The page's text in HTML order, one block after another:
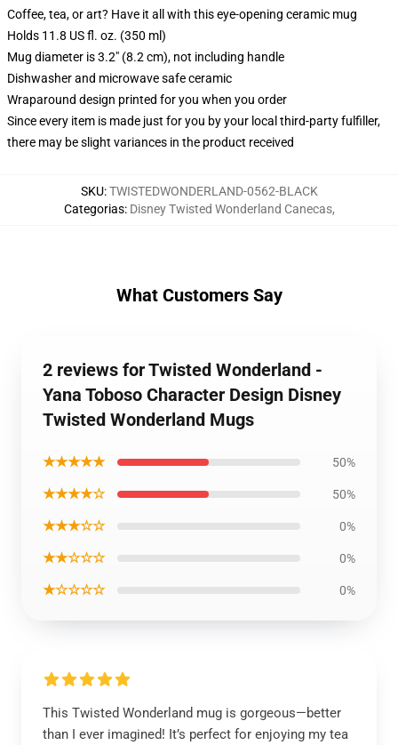
Coffee, tea, or art? Have it all with this eye-opening ceramic mug
Holds 11.8 US fl. oz. (350 ml)
Mug diameter is 3.2" (8.2 cm), not including handle
Dishwasher and microwave safe ceramic
Wraparound design printed for you when you order
Since every item is made just for you by your local third-party fulfiller,
there may be slight variances in the product received
SKU:TWISTEDWONDERLAND-0562-BLACK
Categorias: Disney Twisted Wonderland Canecas,
What Customers Say
2 reviews for Twisted Wonderland -
Yana Toboso Character Design Disney
Twisted Wonderland Mugs
★★★★★ 50%
★★★★☆ 50%
★★★☆☆ 0%
★★☆☆☆ 0%
★☆☆☆☆ 0%
This Twisted Wonderland mug is gorgeous—better
than I ever imagined! It’s perfect for enjoying my tea